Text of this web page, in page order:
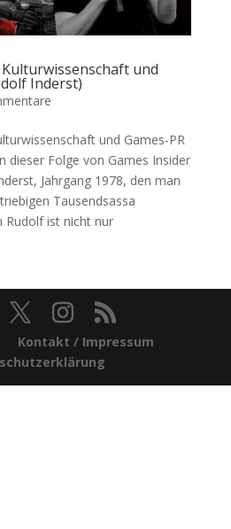
Kulturwissenschaft und
Inderst)
und Games-PR
dieser Folge von Games Insider
Jahrgang 1978, den man
Tausendsassa
Rudolf ist nicht nur
Kontakt / Impressum